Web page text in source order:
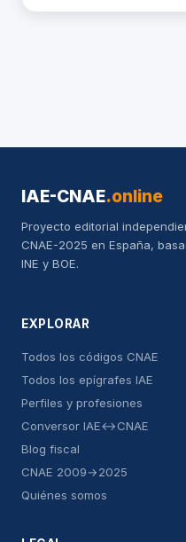
IAE-CNAE.online
Proyecto editorial
CNAE-2025 en España,
INE y BOE.
EXPLORAR
Todos los códigos CNAE
Todos los epígrafes IAE
Perfiles y profesiones
Conversor IAE↔CNAE
Blog fiscal
CNAE 2009→2025
Quiénes somos